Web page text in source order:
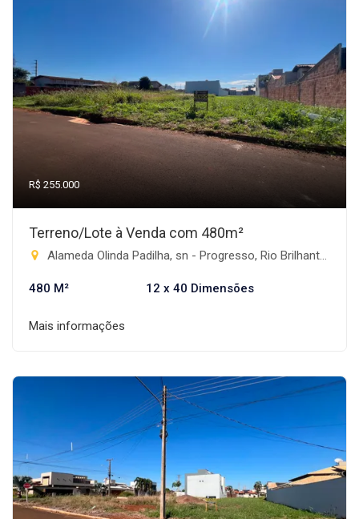
R$ 255.000
Terreno/Lote à Venda com 480m²
Alameda Olinda Padilha, sn - Progresso, Rio Brilhante-MS
480 M² 12 x 40 Dimensões
Mais informações